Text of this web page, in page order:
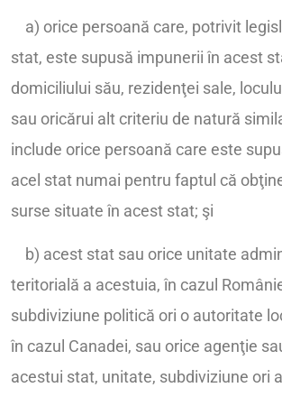
a) orice persoană care, potrivit
stat, este supusă impunerii în acest
domiciliului său, rezidenţei sale,
sau oricărui alt criteriu de natură
include orice persoană care este
acel stat numai pentru faptul că
surse situate în acest stat; şi
b) acest stat sau orice unitate
teritorială a acestuia, în cazul
subdiviziune politică ori o autoritate
în cazul Canadei, sau orice agenţie
acestui stat, unitate, subdiviziune ori